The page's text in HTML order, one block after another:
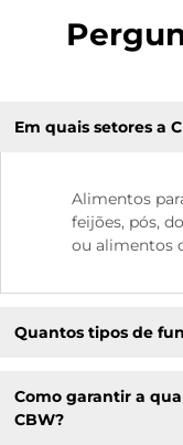
Em quais setores a
Alimentos
feijões, pós,
ou alimentos
Quantos tipos de
Como garantir a
CBW?